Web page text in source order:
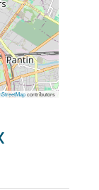
contributors